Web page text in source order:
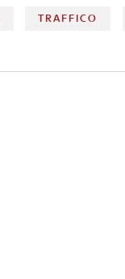
TRAFFICO